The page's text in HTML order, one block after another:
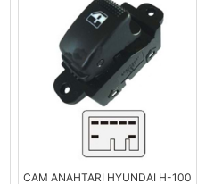
CAM ANAHTARI HYUNDAI H-100